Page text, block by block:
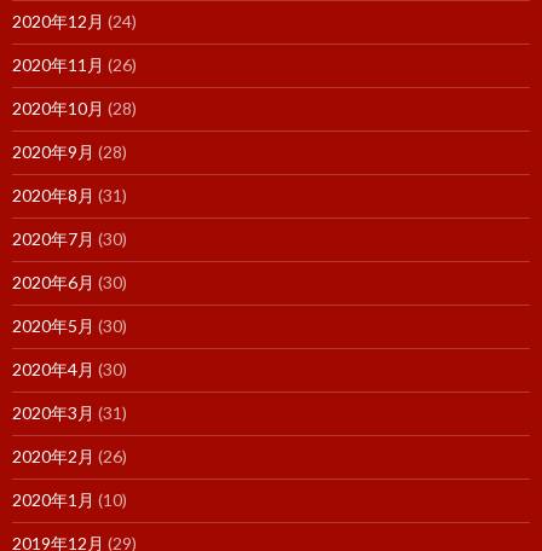
2020年12月 (24)
2020年11月 (26)
2020年10月 (28)
2020年9月 (28)
2020年8月 (31)
2020年7月 (30)
2020年6月 (30)
2020年5月 (30)
2020年4月 (30)
2020年3月 (31)
2020年2月 (26)
2020年1月 (10)
2019年12月 (29)